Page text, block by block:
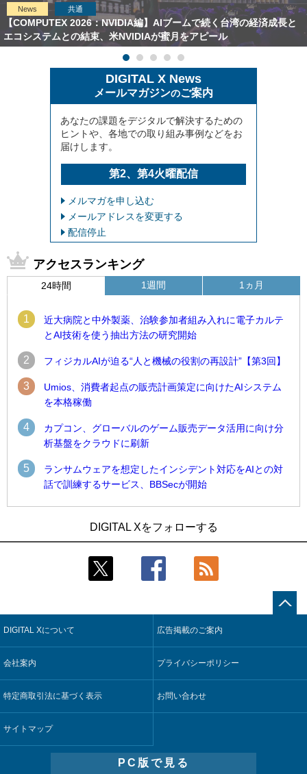
News 共通
【COMPUTEX 2026：NVIDIA編】AIブームで続く台湾の経済成長と
エコシステムとの結束、米NVIDIAが蜜月をアピール
DIGITAL X News
メールマガジンのご案内
あなたの課題をデジタルで解決するための
ヒントや、各地での取り組み事例などをお
届けします。
第2、第4火曜配信
メルマガを申し込む
メールアドレスを変更する
配信停止
アクセスランキング
24時間
1
近大病院と中外製薬、治験参加者組み入れに電子カルテ
とAI技術を使う抽出方法の研究開始
2 フィジカルAIが迫る“人と機械の役割の再設計”【第3回】
3
Umios、消費者起点の販売計画策定に向けたAIシステム
を本格稼働
4
カプコン、グローバルのゲーム販売データ活用に向け分
析基盤をクラウドに刷新
5
ランサムウェアを想定したインシデント対応をAIとの対
話で訓練するサービス、BBSecが開始
1週間
近大病院と中外製薬、治験参加者組み入れに電子カルテとAI
技術を使う抽出方法の研究開始
コスモ石油、製油所の設備点検への四足歩行ロボット利用を
検証
【COMPUTEX 2026：Arm編】チップ自社製造で鍵を握る台
5
製造業の現場の暗黙知を組織横断で活用するためのナレッジ
管理基盤、LIGHTzが提供
1ヵ月
合基盤を本格稼働
鹿島建設、鋼管柱へのコンクリート充填時の異常を検出する
AIを遠隔監視システムに実装
そもそも今の仕事はAIエージェントを求めているのか【第25
回】
製造業の現場の暗黙知を組織横断で活用するためのナレッジ
5
Umios、消費者起点の販売計画策定に向けたAIシステムを本格
稼働
DIGITAL Xをフォローする
DIGITAL Xについて 広告掲載のご案内
会社案内 プライバシーポリシー
特定商取引法に基づく表示 お問い合わせ
サイトマップ
PC版で見る